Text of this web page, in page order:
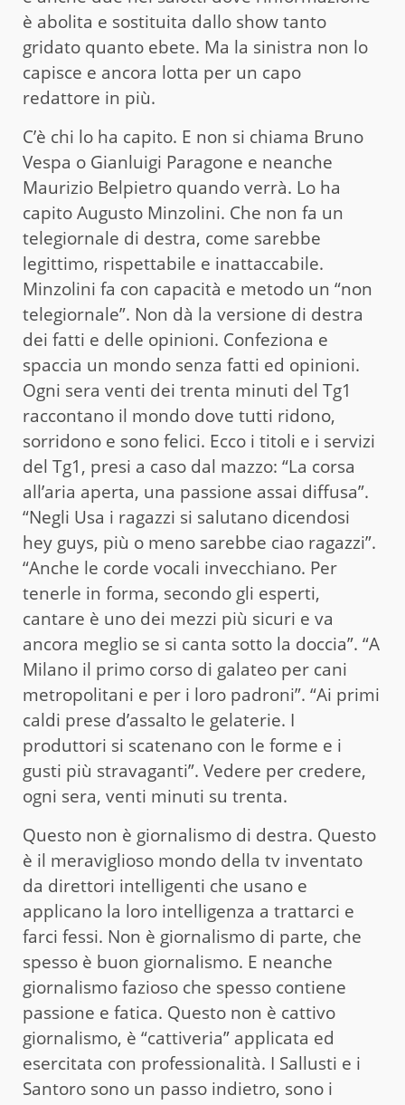
è abolita e sostituita dallo show tanto
gridato quanto ebete. Ma la sinistra non lo
capisce e ancora lotta per un capo
redattore in più.
C’è chi lo ha capito. E non si chiama Bruno
Vespa o Gianluigi Paragone e neanche
Maurizio Belpietro quando verrà. Lo ha
capito Augusto Minzolini. Che non fa un
telegiornale di destra, come sarebbe
legittimo, rispettabile e inattaccabile.
Minzolini fa con capacità e metodo un “non
telegiornale”. Non dà la versione di destra
dei fatti e delle opinioni. Confeziona e
spaccia un mondo senza fatti ed opinioni.
Ogni sera venti dei trenta minuti del Tg1
raccontano il mondo dove tutti ridono,
sorridono e sono felici. Ecco i titoli e i servizi
del Tg1, presi a caso dal mazzo: “La corsa
all’aria aperta, una passione assai diffusa”.
“Negli Usa i ragazzi si salutano dicendosi
hey guys, più o meno sarebbe ciao ragazzi”.
“Anche le corde vocali invecchiano. Per
tenerle in forma, secondo gli esperti,
cantare è uno dei mezzi più sicuri e va
ancora meglio se si canta sotto la doccia”. “A
Milano il primo corso di galateo per cani
metropolitani e per i loro padroni”. “Ai primi
caldi prese d’assalto le gelaterie. I
produttori si scatenano con le forme e i
gusti più stravaganti”. Vedere per credere,
ogni sera, venti minuti su trenta.
Questo non è giornalismo di destra. Questo
è il meraviglioso mondo della tv inventato
da direttori intelligenti che usano e
applicano la loro intelligenza a trattarci e
farci fessi. Non è giornalismo di parte, che
spesso è buon giornalismo. E neanche
giornalismo fazioso che spesso contiene
passione e fatica. Questo non è cattivo
giornalismo, è “cattiveria” applicata ed
esercitata con professionalità. I Sallusti e i
Santoro sono un passo indietro, sono i